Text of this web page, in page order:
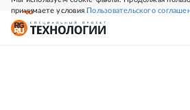
принимаете условияПользовательского
СВЕЖИЙ НОМЕР